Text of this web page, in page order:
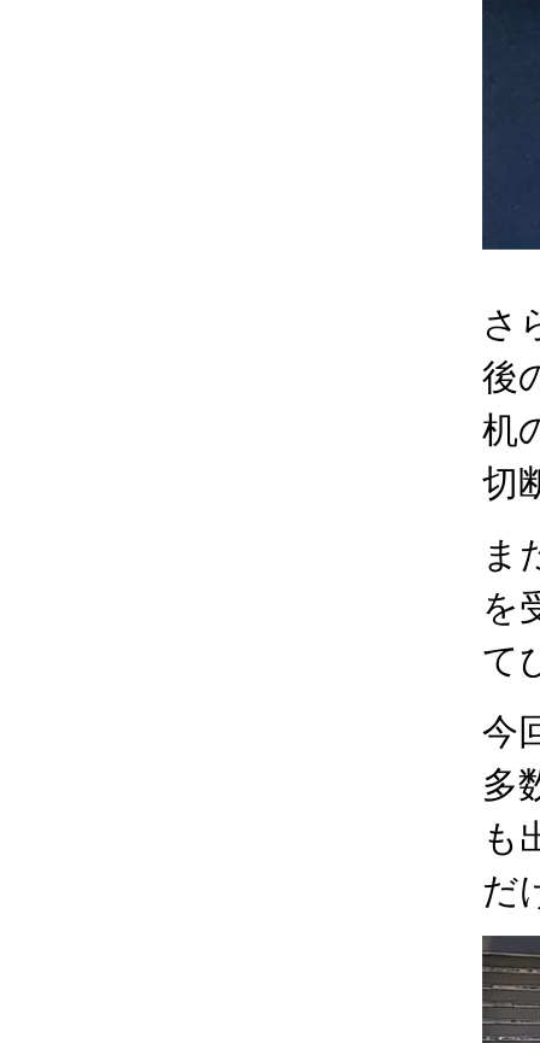
さ
後
机
切
ま
を
て
今
多
も
だ